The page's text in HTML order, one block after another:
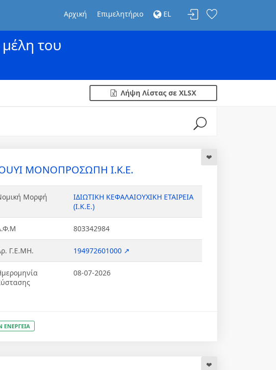
Αρχική Επιμελητήριο EL
του
Λήψη Λίστας σε XLSX
ΜΟΝΟΠΡΟΣΩΠΗ Ι.Κ.Ε.
Μορφή
ΙΔΙΩΤΙΚΗ ΚΕΦΑΛΑΙΟΥΧΙΚΗ ΕΤΑΙΡΕΙΑ
(Ι.Κ.Ε.)
803342984
Γ.Ε.ΜΗ. 194972601000 ↗
08-07-2026
ΕΝΕΡΓΕΙΑ